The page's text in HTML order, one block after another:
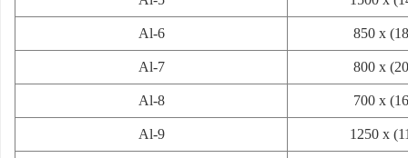
Al-6 850 x
Al-7 800 x
Al-8 700 x
Al-9 1250 x